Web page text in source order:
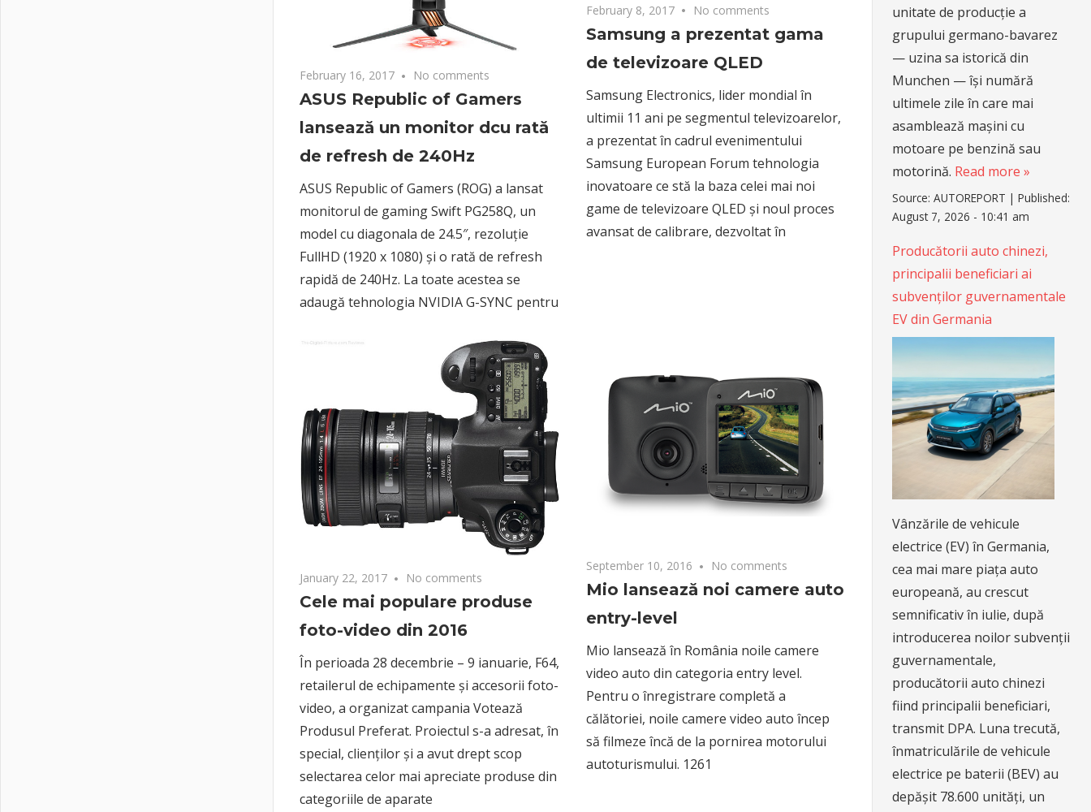
February 16, 2017 No comments
ASUS Republic of Gamers
lansează un monitor dcu rată
de refresh de 240Hz
ASUS Republic of Gamers (ROG) a lansat
monitorul de gaming Swift PG258Q, un
model cu diagonala de 24.5″, rezoluție
FullHD (1920 x 1080) și o rată de refresh
rapidă de 240Hz. La toate acestea se
adaugă tehnologia NVIDIA G-SYNC pentru
February 8, 2017 No comments
Samsung a prezentat gama
de televizoare QLED
Samsung Electronics, lider mondial în
ultimii 11 ani pe segmentul televizoarelor,
a prezentat în cadrul evenimentului
Samsung European Forum tehnologia
inovatoare ce stă la baza celei mai noi
game de televizoare QLED și noul proces
avansat de calibrare, dezvoltat în
January 22, 2017 No comments
Cele mai populare produse
foto-video din 2016
În perioada 28 decembrie – 9 ianuarie, F64,
retailerul de echipamente și accesorii foto-
video, a organizat campania Votează
Produsul Preferat. Proiectul s-a adresat, în
special, clienților și a avut drept scop
selectarea celor mai apreciate produse din
categoriile de aparate
September 10, 2016 No comments
Mio lansează noi camere auto
entry-level
Mio lansează în România noile camere
video auto din categoria entry level.
Pentru o înregistrare completă a
călătoriei, noile camere video auto încep
să filmeze încă de la pornirea motorului
autoturismului. 1261
unitate de producție a
grupului germano-bavarez
— uzina sa istorică din
Munchen — își numără
ultimele zile în care mai
asamblează mașini cu
motoare pe benzină sau
motorină. Read more »
Source:AUTOREPORT |Published:
August 7, 2026 - 10:41 am
Producătorii auto chinezi,
principalii beneficiari ai
subvenților guvernamentale
EV din Germania
Vânzările de vehicule
electrice (EV) în Germania,
cea mai mare piața auto
europeană, au crescut
semnificativ în iulie, după
introducerea noilor subvenții
guvernamentale,
producătorii auto chinezi
fiind principalii beneficiari,
transmit DPA. Luna trecută,
înmatriculările de vehicule
electrice pe baterii (BEV) au
depășit 78.600 unități, un